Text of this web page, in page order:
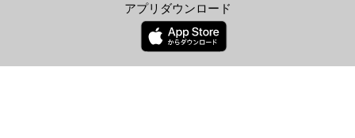
アプリダウンロード